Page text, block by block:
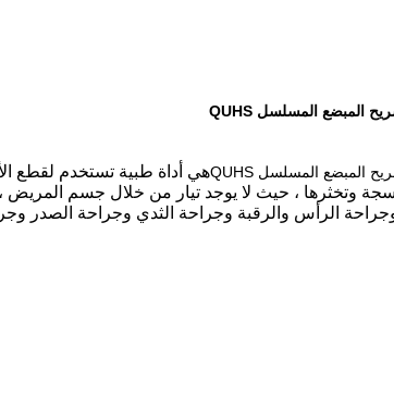
هي أداة طبية تستخدم لقطع
وتخثرها ، حيث لا يوجد تيار من خلال جسم المريض
الرأس والرقبة وجراحة الثدي وجراحة الصدر